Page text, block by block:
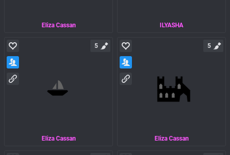
Eliza Cassan ILYASHA
Eliza Cassan
5
Eliza Cassan
5